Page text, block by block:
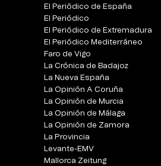
El Periódico de España
El Periódico
El Periódico de Extremadura
El Periódico Mediterráneo
Faro de Vigo
La Crónica de Badajoz
La Nueva España
La Opinión A Coruña
La Opinión de Murcia
La Opinión de Málaga
La Opinión de Zamora
La Provincia
Levante-EMV
Mallorca Zeitung